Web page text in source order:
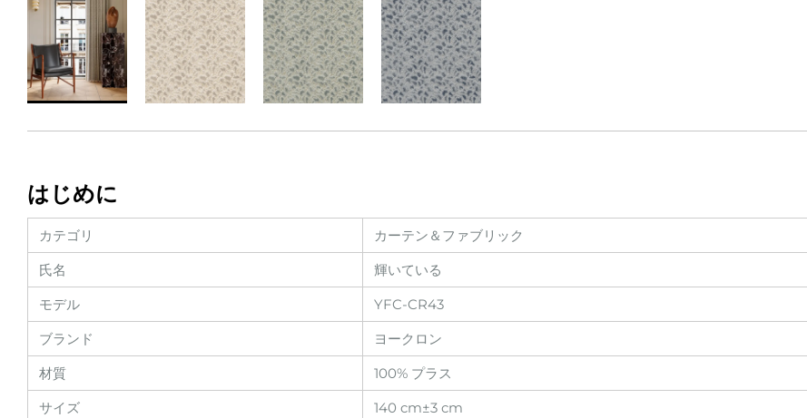
はじめに
カテゴリ
カーテン＆ファブリック
氏名
輝いている
モデル
YFC-CR43
ブランド
ヨークロン
材質
100% プラス
サイズ
140 cm±3 cm